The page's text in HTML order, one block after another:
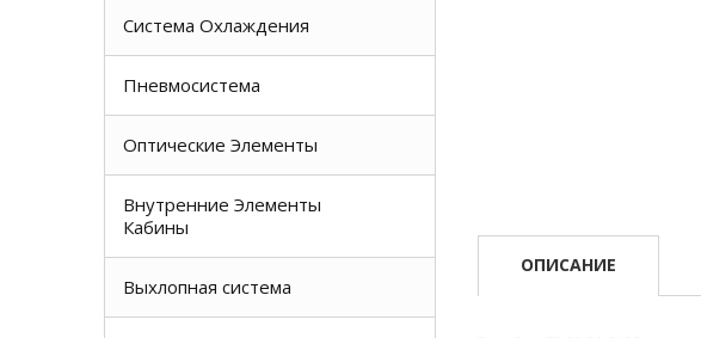
ОПИСАНИЕ
Система Охлаждения
Пневмосистема
Оптические Элементы
Внутренние Элементы
Кабины
Выхлопная система